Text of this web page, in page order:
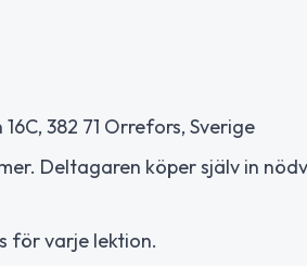
382 71 Orrefors, Sverige
Deltagaren köper själv in
för varje lektion.